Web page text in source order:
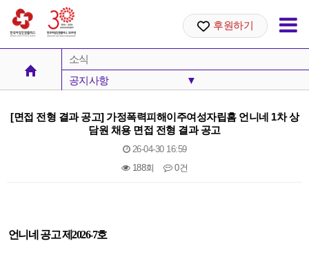
후원하기
소식
공지사항
▼
안내
[면접 전형 결과 공고] 가정폭력피해이주여성자립홈 언니네 1차 상
담원 채용 면접 전형 결과 공고
26-04-30 16:59
188회
0건
언니네 공고 제2026-7호